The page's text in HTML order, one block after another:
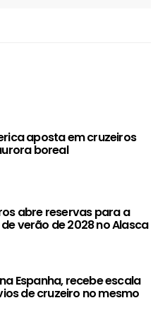
aposta em cruzeiros
boreal
abre reservas para a
verão de 2028 no Alasca
Espanha, recebe escala
de cruzeiro no mesmo